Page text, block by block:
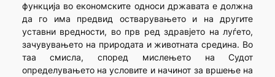
функција во економските односи државата е должна
да го има предвид остварувањето и на другите
уставни вредности, во прв ред здравјето на луѓето,
зачувувањето на природата и животната средина. Во
таа смисла, според мислењето на Судот
определувањето на условите и начинот за вршење на